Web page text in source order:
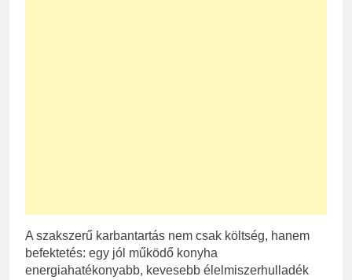
A szakszerű karbantartás nem csak költség, hanem
befektetés: egy jól működő konyha
energiahatékonyabb, kevesebb élelmiszerhulladék